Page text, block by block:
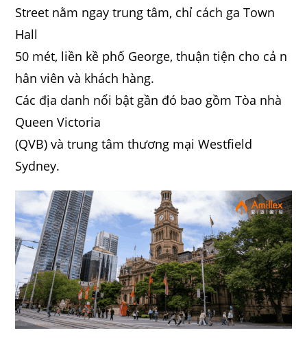
Street nằm ngay trung tâm, chỉ cách ga Town
Hall
50 mét, liền kề phố George, thuận tiện cho cả n
hân viên và khách hàng.
Các địa danh nổi bật gần đó bao gồm Tòa nhà
Queen Victoria
(QVB) và trung tâm thương mại Westfield
Sydney.